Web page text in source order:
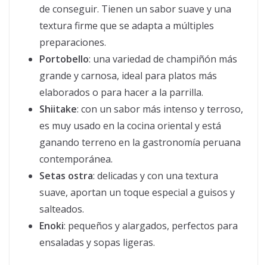
de conseguir. Tienen un sabor suave y una
textura firme que se adapta a múltiples
preparaciones.
Portobello: una variedad de champiñón más
grande y carnosa, ideal para platos más
elaborados o para hacer a la parrilla.
Shiitake: con un sabor más intenso y terroso,
es muy usado en la cocina oriental y está
ganando terreno en la gastronomía peruana
contemporánea.
Setas ostra: delicadas y con una textura
suave, aportan un toque especial a guisos y
salteados.
Enoki: pequeños y alargados, perfectos para
ensaladas y sopas ligeras.